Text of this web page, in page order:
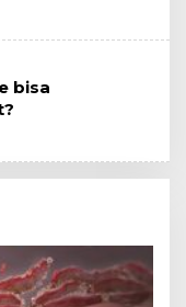
bisa